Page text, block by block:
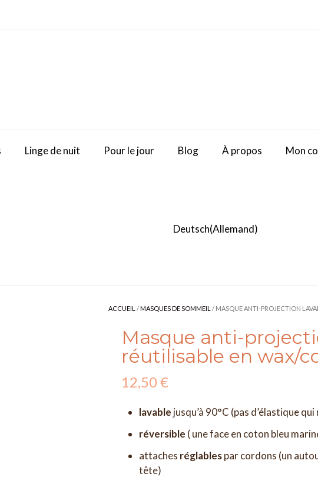
Linge de nuit Pour le jour Blog À propos Mon
Deutsch(Allemand)
ACCUEIL /MASQUES DE SOMMEIL / MASQUE ANTI-PROJECTION
Masque anti-
réutilisable en wax/
12,50€
lavable jusqu’à 90°C (pas d’élastique
réversible ( une face en coton bleu
attaches réglablespar cordons (un
tête)